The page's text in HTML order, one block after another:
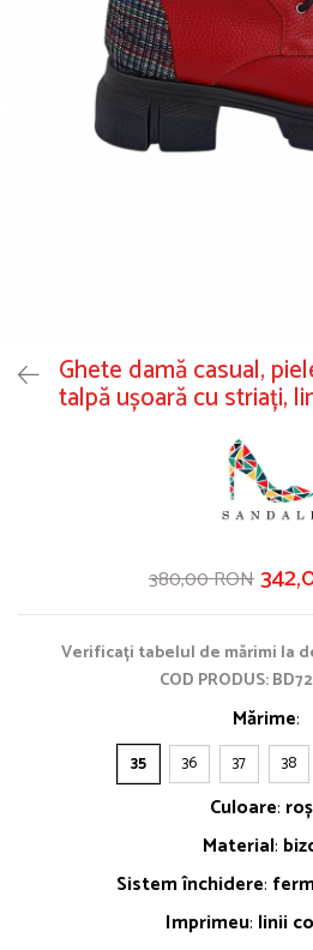
Ghete damă casual,
talpă ușoară cu striați,
380,00 RON
Verificați tabelul de mărimi la
COD PRODUS:
Mărime:
35 36 37 38
Culoare:
Material:
Sistem închidere:
Imprimeu: linii